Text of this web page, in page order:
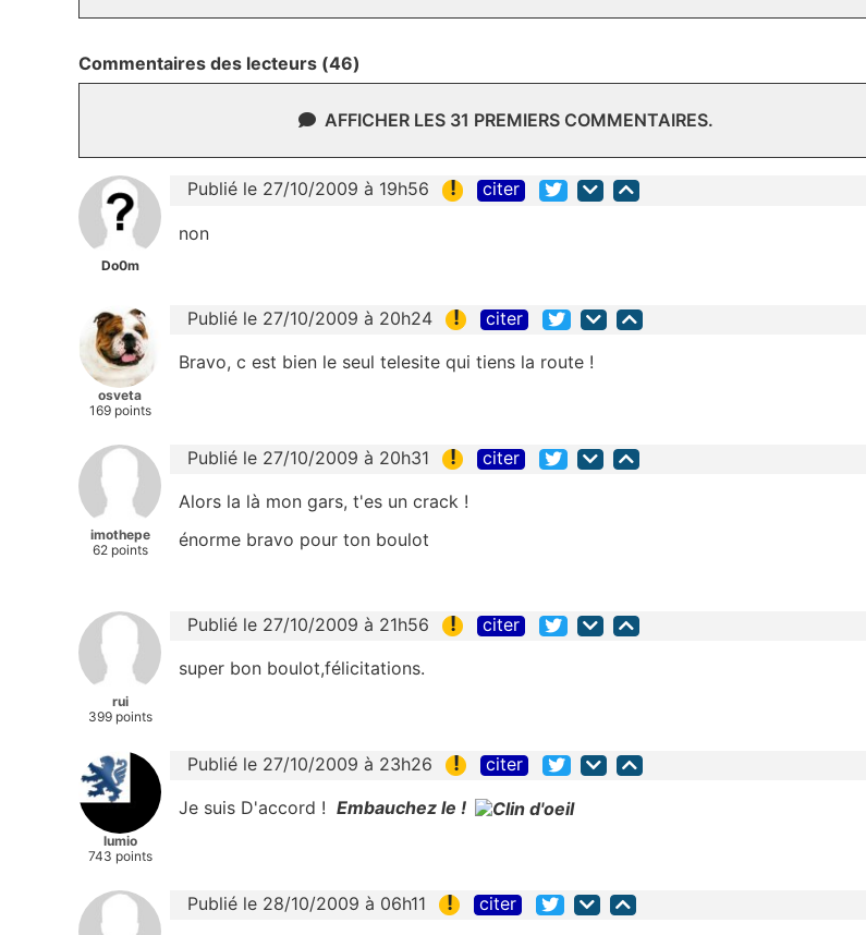
Commentaires des lecteurs (46)
AFFICHER LES 31 PREMIERS COMMENTAIRES.
Do0m
Publié le 27/10/2009 à 19h56 ! citer
non
osveta
169 points
Publié le 27/10/2009 à 20h24 ! citer
Bravo, c est bien le seul telesite qui tiens la route !
imothepe
62 points
Publié le 27/10/2009 à 20h31 ! citer
Alors la là mon gars, t'es un crack !
énorme bravo pour ton boulot
rui
399 points
Publié le 27/10/2009 à 21h56 ! citer
super bon boulot,félicitations.
lumio
743 points
Publié le 27/10/2009 à 23h26 ! citer
Je suis D'accord ! Embauchez le !
Publié le 28/10/2009 à 06h11 ! citer